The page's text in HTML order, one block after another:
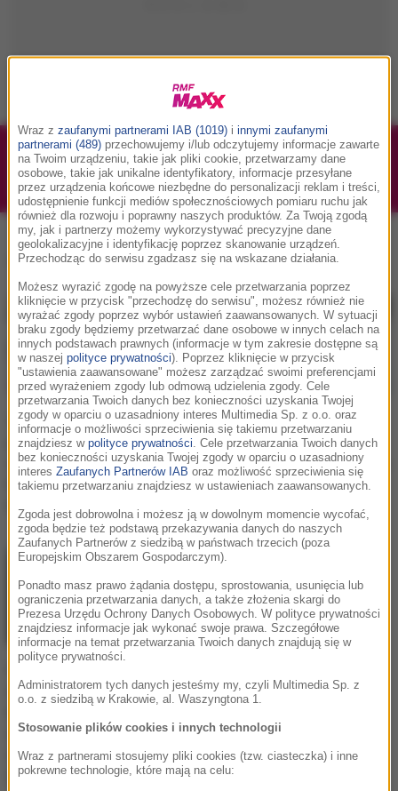
1/1 Podwójne bilety na Silesia Memoriał Kamili
Skolimowskiej 2026 - 23.08.2026
Justin Biebier, tag:
Zaskakujące powiązania
papieża. Leon XIV jest
spokrewniony z
Madonną i Justinem
Bieberem
Hailey Bieber reaguje na
doniesienia o rzekomym
odobserwowaniu Justina
na Instagramie: „Mam
nadzieję, że to pomoże”
eksponuje biust w
oniemieli: "Jak bogini
wychodząca z morza"
[FOTO]
Wraz z zaufanymi partnerami IAB (1019) i innymi zaufanymi
partnerami (489) przechowujemy i/lub odczytujemy informacje zawarte
na Twoim urządzeniu, takie jak pliki cookie, przetwarzamy dane
osobowe, takie jak unikalne identyfikatory, informacje przesyłane
przez urządzenia końcowe niezbędne do personalizacji reklam i treści,
udostępnienie funkcji mediów społecznościowych pomiaru ruchu jak
również dla rozwoju i poprawny naszych produktów. Za Twoją zgodą
my, jak i partnerzy możemy wykorzystywać precyzyjne dane
geolokalizacyjne i identyfikację poprzez skanowanie urządzeń.
Przechodząc do serwisu zgadzasz się na wskazane działania.
Możesz wyrazić zgodę na powyższe cele przetwarzania poprzez
kliknięcie w przycisk "przechodzę do serwisu", możesz również nie
wyrażać zgody poprzez wybór ustawień zaawansowanych. W sytuacji
braku zgody będziemy przetwarzać dane osobowe w innych celach na
innych podstawach prawnych (informacje w tym zakresie dostępne są
w naszej polityce prywatności). Poprzez kliknięcie w przycisk
"ustawienia zaawansowane" możesz zarządzać swoimi preferencjami
przed wyrażeniem zgody lub odmową udzielenia zgody. Cele
przetwarzania Twoich danych bez konieczności uzyskania Twojej
zgody w oparciu o uzasadniony interes Multimedia Sp. z o.o. oraz
informacje o możliwości sprzeciwienia się takiemu przetwarzaniu
znajdziesz w polityce prywatności . Cele przetwarzania Twoich danych
bez konieczności uzyskania Twojej zgody w oparciu o uzasadniony
interes Zaufanych Partnerów IAB oraz możliwość sprzeciwienia się
takiemu przetwarzaniu znajdziesz w ustawieniach zaawansowanych.
Zgoda jest dobrowolna i możesz ją w dowolnym momencie wycofać,
zgoda będzie też podstawą przekazywania danych do naszych
Zaufanych Partnerów z siedzibą w państwach trzecich (poza
Europejskim Obszarem Gospodarczym).
Ponadto masz prawo żądania dostępu, sprostowania, usunięcia lub
ograniczenia przetwarzania danych, a także złożenia skargi do
Prezesa Urzędu Ochrony Danych Osobowych. W polityce prywatności
znajdziesz informacje jak wykonać swoje prawa. Szczegółowe
informacje na temat przetwarzania Twoich danych znajdują się w
polityce prywatności.
Administratorem tych danych jesteśmy my, czyli Multimedia Sp. z
o.o. z siedzibą w Krakowie, al. Waszyngtona 1.
Stosowanie plików cookies i innych technologii
Wraz z partnerami stosujemy pliki cookies (tzw. ciasteczka) i inne
pokrewne technologie, które mają na celu: